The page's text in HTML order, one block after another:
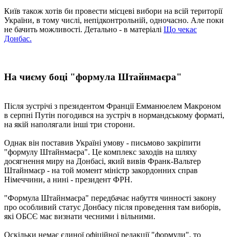
Київ також хотів би провести місцеві вибори на всій території
України, в тому числі, непідконтрольній, одночасно. Але поки
не бачить можливості. Детально - в матеріалі Що чекає
Донбас.
На чиєму боці "формула Штайнмаєра"
Після зустрічі з президентом Франції Емманюелем Макроном
в серпні Путін погодився на зустріч в нормандському форматі,
на якій наполягали інші три сторони.
Однак він поставив Україні умову - письмово закріпити
"формулу Штайнмаєра". Це комплекс заходів на шляху
досягнення миру на Донбасі, який вивів Франк-Вальтер
Штайнмаєр - на той момент міністр закордонних справ
Німеччини, а нині - президент ФРН.
"Формула Штайнмаєра" передбачає набуття чинності закону
про особливий статус Донбасу після проведення там виборів,
які ОБСЄ має визнати чесними і вільними.
Оскільки немає єдиної офіційної редакції "формули", то